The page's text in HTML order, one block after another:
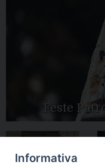
Feste
Informativa